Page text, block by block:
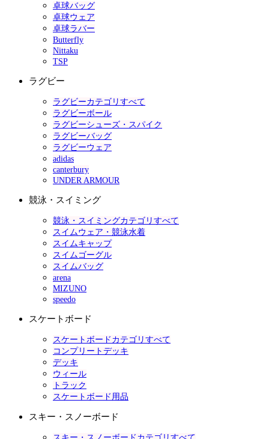
卓球バッグ
卓球ウェア
卓球ラバー
Butterfly
Nittaku
TSP
ラグビー
ラグビーカテゴリすべて
ラグビーボール
ラグビーシューズ・スパイク
ラグビーバッグ
ラグビーウェア
adidas
canterbury
UNDER ARMOUR
競泳・スイミング
競泳・スイミングカテゴリすべて
スイムウェア・競泳水着
スイムキャップ
スイムゴーグル
スイムバッグ
arena
MIZUNO
speedo
スケートボード
スケートボードカテゴリすべて
コンプリートデッキ
デッキ
ウィール
トラック
スケートボード用品
スキー・スノーボード